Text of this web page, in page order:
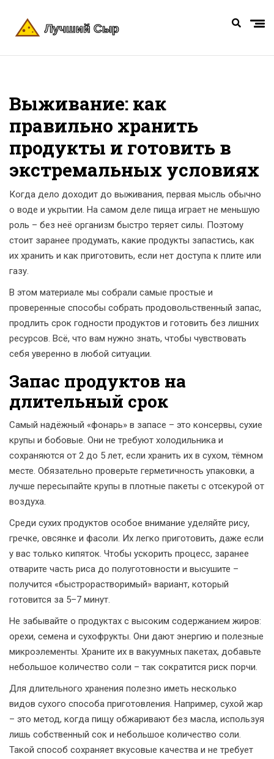
Выживание: как
правильно хранить
продукты и готовить в
экстремальных условиях
Когда дело доходит до выживания, первая мысль обычно
о воде и укрытии. На самом деле пища играет не меньшую
роль – без неё организм быстро теряет силы. Поэтому
стоит заранее продумать, какие продукты запастись, как
их хранить и как приготовить, если нет доступа к плите или
газу.
В этом материале мы собрали самые простые и
проверенные способы собрать продовольственный запас,
продлить срок годности продуктов и готовить без лишних
ресурсов. Всё, что вам нужно знать, чтобы чувствовать
себя уверенно в любой ситуации.
Запас продуктов на
длительный срок
Самый надёжный «фонарь» в запасе – это консервы, сухие
крупы и бобовые. Они не требуют холодильника и
сохраняются от 2 до 5 лет, если хранить их в сухом, тёмном
месте. Обязательно проверьте герметичность упаковки, а
лучше пересыпайте крупы в плотные пакеты с отсекурой от
воздуха.
Среди сухих продуктов особое внимание уделяйте рису,
гречке, овсянке и фасоли. Их легко приготовить, даже если
у вас только кипяток. Чтобы ускорить процесс, заранее
отварите часть риса до полуготовности и высушите –
получится «быстрорастворимый» вариант, который
готовится за 5–7 минут.
Не забывайте о продуктах с высоким содержанием жиров:
орехи, семена и сухофрукты. Они дают энергию и полезные
микроэлементы. Храните их в вакуумных пакетах, добавьте
небольшое количество соли – так сократится риск порчи.
Для длительного хранения полезно иметь несколько
видов сухого способа приготовления. Например, сухой жар
– это метод, когда пищу обжаривают без масла, используя
лишь собственный сок и небольшое количество соли.
Такой способ сохраняет вкусовые качества и не требует